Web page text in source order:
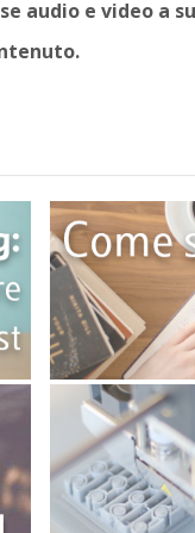
audio e video a